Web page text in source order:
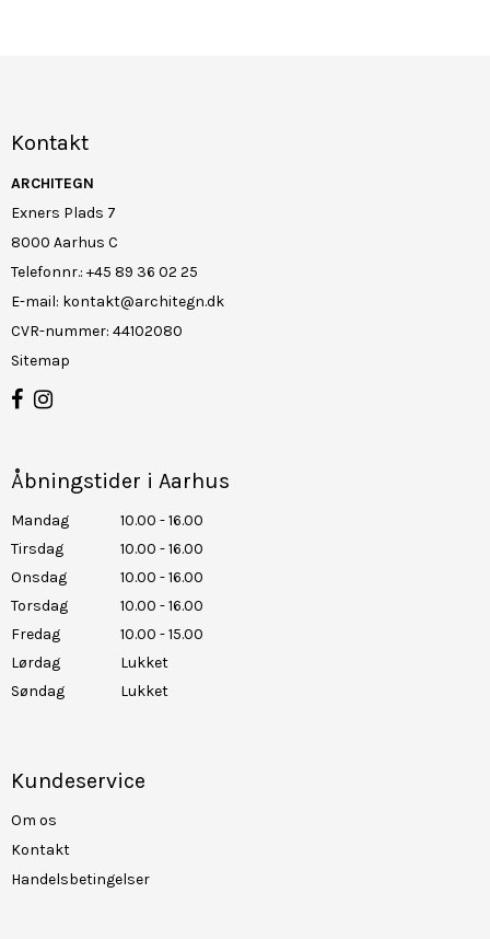
Kontakt
ARCHITEGN
Exners Plads 7
8000 Aarhus C
Telefonnr.: +45 89 36 02 25
E-mail: kontakt@architegn.dk
CVR-nummer: 44102080
Sitemap
Åbningstider i Aarhus
Mandag
10.00 - 16.00
Tirsdag
10.00 - 16.00
Onsdag
10.00 - 16.00
Torsdag
10.00 - 16.00
Fredag
10.00 - 15.00
Lørdag
Lukket
Søndag
Lukket
Kundeservice
Om os
Kontakt
Handelsbetingelser